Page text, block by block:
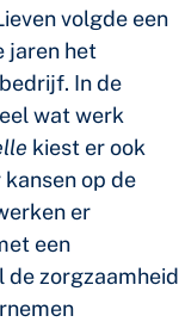
volgde een
jaren het
In de
wat werk
kiest er ook
op de
er
een
de zorgzaamheid